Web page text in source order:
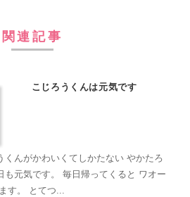
関連記事
こじろうくんは元気です
くんがかわいくてしかたない やかたろ
も元気です。 毎日帰ってくると ワオー
す。 とてつ...